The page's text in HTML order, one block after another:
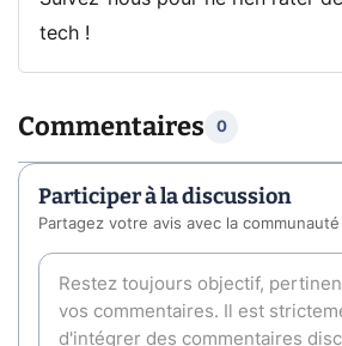
tech !
Commentaires 0
Participer à la discussion
Partagez votre avis avec la communauté